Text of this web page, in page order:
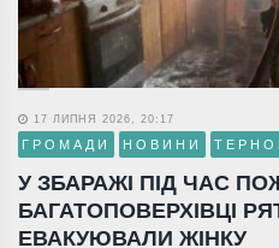
17 ЛИПНЯ 2026, 20:17
ГРОМАДИ НОВИНИ
У ЗБАРАЖІ ПІД ЧАС
БАГАТОПОВЕРХІВЦІ
ЕВАКУЮВАЛИ ЖІНКУ